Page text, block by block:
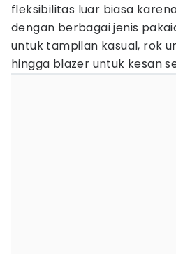
fleksibilitas luar biasa
dengan berbagai jenis
untuk tampilan kasual, rok
hingga blazer untuk kesan